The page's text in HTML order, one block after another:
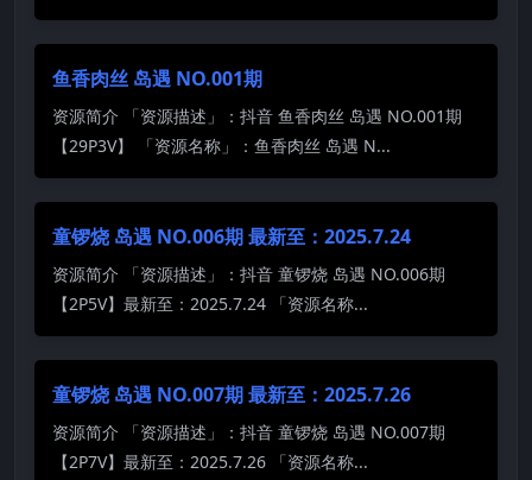
鱼香肉丝 岛遇 NO.001期
资源简介 「资源描述」：抖音 鱼香肉丝 岛遇 NO.001期
【29P3V】 「资源名称」：鱼香肉丝 岛遇 N...
童锣烧 岛遇 NO.006期 最新至：2025.7.24
资源简介 「资源描述」：抖音 童锣烧 岛遇 NO.006期
【2P5V】最新至：2025.7.24 「资源名称...
童锣烧 岛遇 NO.007期 最新至：2025.7.26
资源简介 「资源描述」：抖音 童锣烧 岛遇 NO.007期
【2P7V】最新至：2025.7.26 「资源名称...